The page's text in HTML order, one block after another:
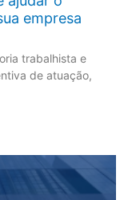
empresa
trabalhista e
de atuação,